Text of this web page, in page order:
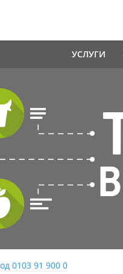
УСЛУГИ
0103 91 900 0